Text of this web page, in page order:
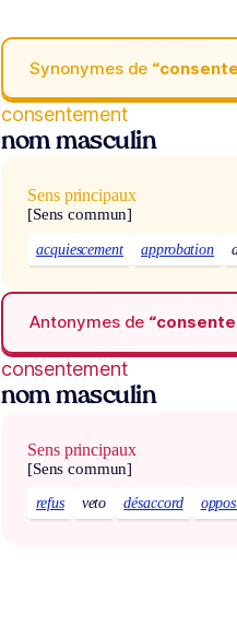
Synonymes de
consentement
nom masculin
Sens principaux
[Sens commun]
acquiescement approbation
Antonymes de
consentement
nom masculin
Sens principaux
[Sens commun]
refus veto désaccord